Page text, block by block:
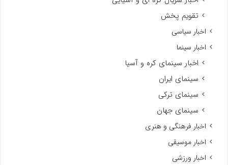
تقویم پخش
اخبار سیاسی
اخبار سینما
اخبار سینمای کره و آسیا
سینمای ایران
سینمای ترکی
سینمای جهان
اخبار فرهنگی و هنری
اخبار موسیقی
اخبار ورزشی